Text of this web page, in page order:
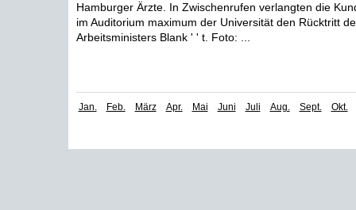
Hamburger Ärzte. In Zwischenrufen verlangten die
im Auditorium maximum der Universität den Rücktritt
Arbeitsministers Blank ' ' t. Foto: ...
Jan. Feb. März Apr. Mai Juni Juli Aug. Sept. Okt.